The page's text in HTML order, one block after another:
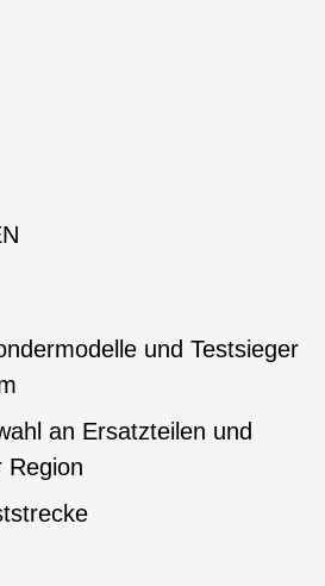
und Testsieger
an Ersatzteilen und
Region